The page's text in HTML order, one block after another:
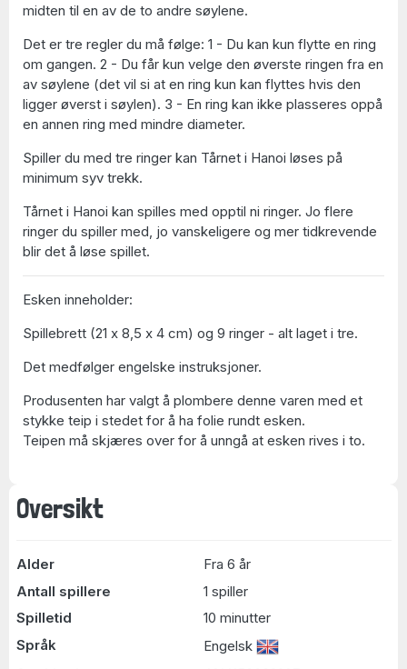
Oversikt
Alder
Fra 6 år
Antall spillere
1 spiller
Spilletid
10 minutter
Språk
Engelsk
midten til en av de to andre søylene.
Det er tre regler du må følge: 1 - Du kan kun flytte en ring
om gangen. 2 - Du får kun velge den øverste ringen fra en
av søylene (det vil si at en ring kun kan flyttes hvis den
ligger øverst i søylen). 3 - En ring kan ikke plasseres oppå
en annen ring med mindre diameter.
Spiller du med tre ringer kan Tårnet i Hanoi løses på
minimum syv trekk.
Tårnet i Hanoi kan spilles med opptil ni ringer. Jo flere
ringer du spiller med, jo vanskeligere og mer tidkrevende
blir det å løse spillet.
Esken inneholder:
Spillebrett (21 x 8,5 x 4 cm) og 9 ringer - alt laget i tre.
Det medfølger engelske instruksjoner.
Produsenten har valgt å plombere denne varen med et
stykke teip i stedet for å ha folie rundt esken.
Teipen må skjæres over for å unngå at esken rives i to.